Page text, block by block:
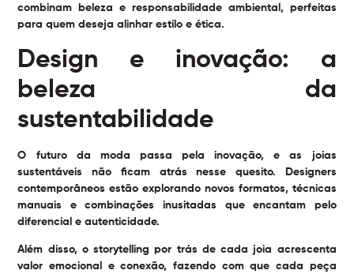
combinam beleza e responsabilidade ambiental, perfeitas
para quem deseja alinhar estilo e ética.
Design e inovação: a
beleza da
sustentabilidade
O futuro da moda passa pela inovação, e as joias
sustentáveis não ficam atrás nesse quesito. Designers
contemporâneos estão explorando novos formatos, técnicas
manuais e combinações inusitadas que encantam pelo
diferencial e autenticidade.
Além disso, o storytelling por trás de cada joia acrescenta
valor emocional e conexão, fazendo com que cada peça